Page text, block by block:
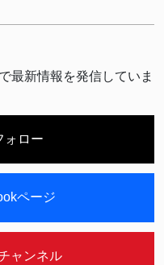
最新情報を発信していま
ォロー
ページ
ャンネル